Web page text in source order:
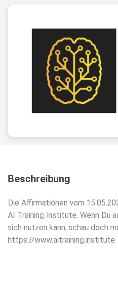
Beschreibung
Die Affirmationen vom
AI Training Institute. Wenn Du
sich nutzen kann, schau doch
https://www.aitraining.institute